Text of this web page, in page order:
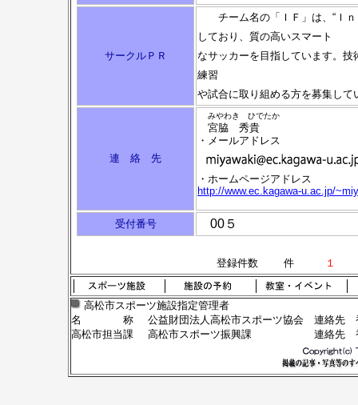
サークルＰＲ
チーム名の「ＩＦ」は、“Ｉｎ
しており、質の高いスマート
なサッカーを目指しています。
練習
や試合に取り組める方を募集して
連 絡 先
みやわき ひでたか
宮脇 秀貴
・メールアドレス
・ホームページアドレス
http://www.ec.kagawa-u.ac.jp/
受付番号 00５
登録件数 件 １
高松市スポーツ施設指定管理者
名 称
公益財団法人高松市スポーツ協会
連絡先
高松市担当課
高松市スポーツ振興課 連絡先